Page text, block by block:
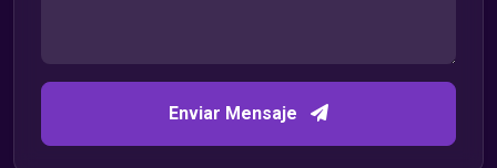
Enviar Mensaje